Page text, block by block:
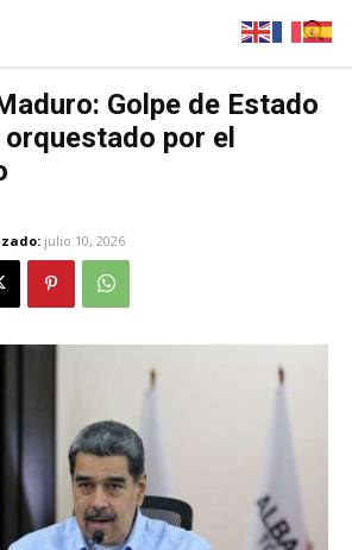
Golpe de Estado
por el
julio 10, 2026